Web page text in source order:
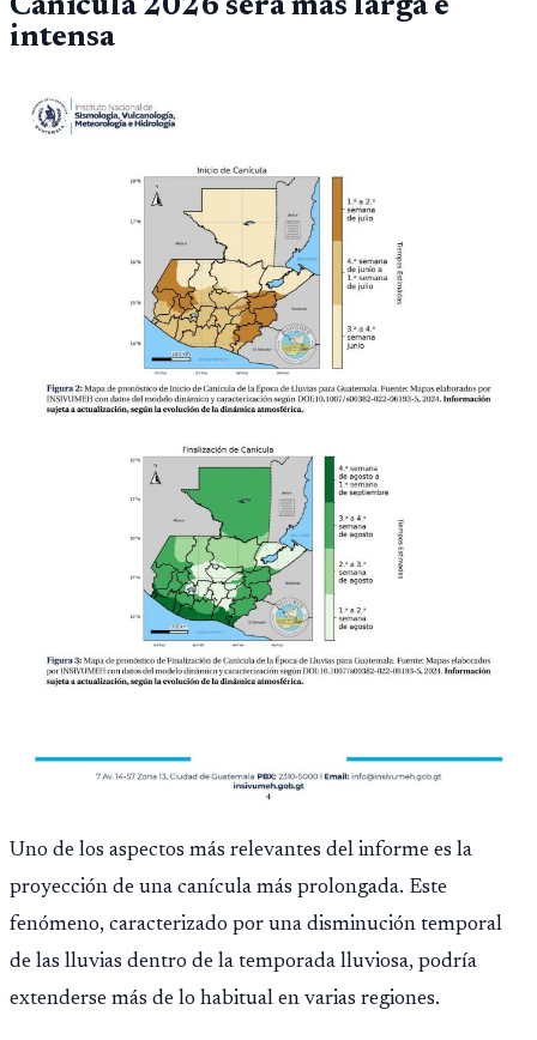
Canícula 2026 será más larga e
intensa
Uno de los aspectos más relevantes del informe es la
proyección de una canícula más prolongada. Este
fenómeno, caracterizado por una disminución temporal
de las lluvias dentro de la temporada lluviosa, podría
extenderse más de lo habitual en varias regiones.